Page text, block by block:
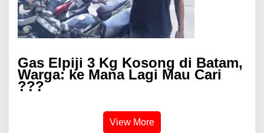
Gas Elpiji 3 Kg Kosong di Batam,
Warga: ke Mana Lagi Mau Cari
???
View More